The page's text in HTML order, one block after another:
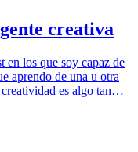
creativa
en los que soy capaz de
aprendo de una u otra
creatividad es algo tan…